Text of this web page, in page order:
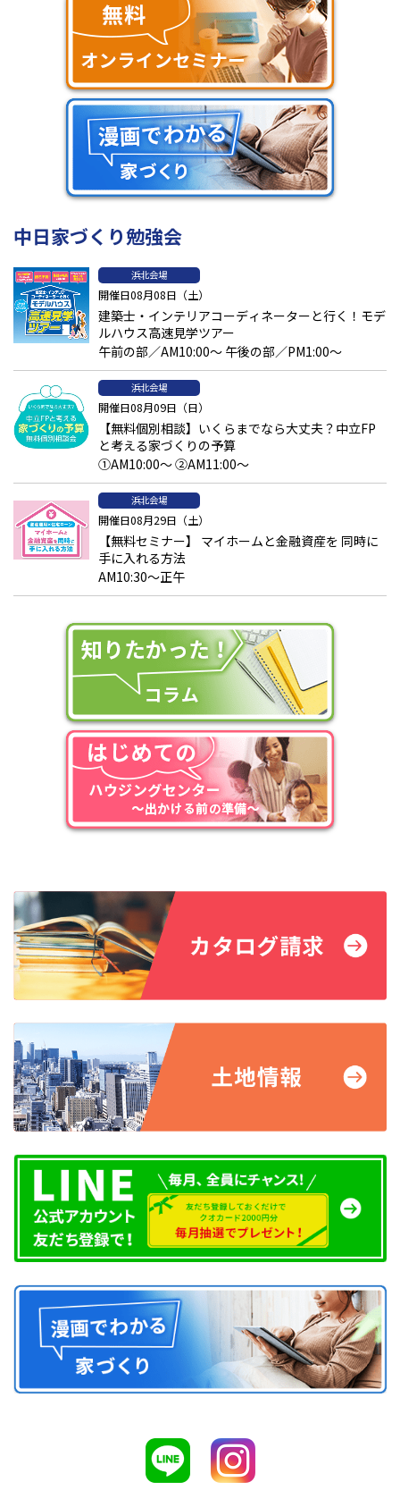
中日家づくり勉強会
浜北会場
開催日08月08日（土）
建築士・インテリアコーディネーターと行く！モデ
ルハウス高速見学ツアー
午前の部／AM10:00～ 午後の部／PM1:00～
浜北会場
開催日08月09日（日）
【無料個別相談】いくらまでなら大丈夫？中立FP
と考える家づくりの予算
①AM10:00～ ②AM11:00～
浜北会場
開催日08月29日（土）
【無料セミナー】 マイホームと金融資産を 同時に
手に入れる方法
AM10:30～正午